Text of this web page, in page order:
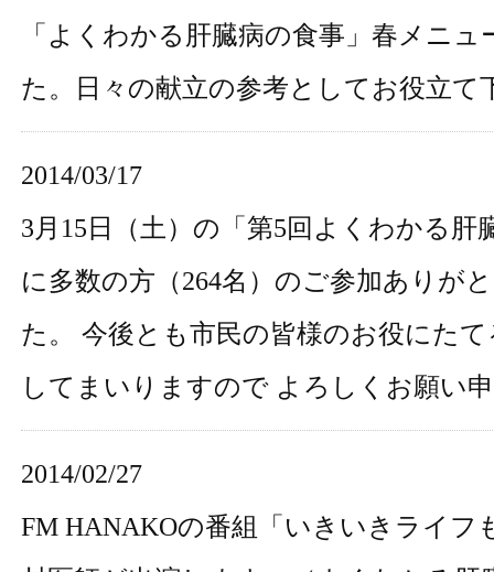
「よくわかる肝臓病の食事」春メニュ
た。日々の献立の参考としてお役立て
2014/03/17
3月15日（土）の 「第5回よくわかる肝
に多数の方（264名）のご参加ありが
た。 今後とも市民の皆様のお役にた
してまいりますので よろしくお願い
2014/02/27
FM HANAKOの番組「いきいきライフ